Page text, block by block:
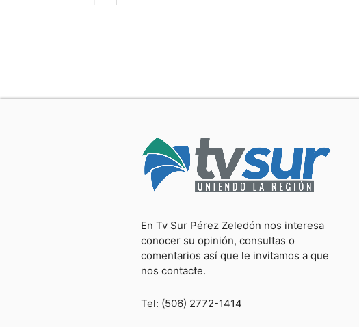
En Tv Sur Pérez Zeledón nos interesa
conocer su opinión, consultas o
comentarios así que le invitamos a que
nos contacte.
Tel: (506) 2772-1414